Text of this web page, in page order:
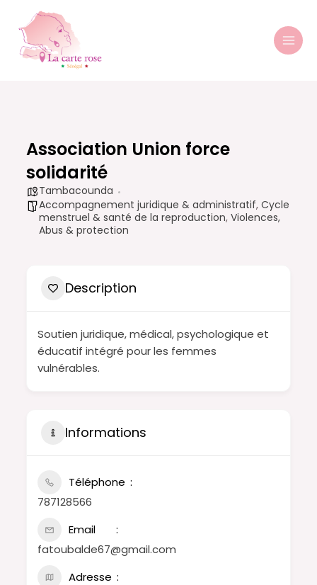
contenu
Association Union force
solidarité
Tambacounda
Accompagnement juridique & administratif,Cycle
menstruel & santé de la reproduction,Violences,
Abus & protection
Description
Soutien juridique, médical, psychologique et
éducatif intégré pour les femmes
vulnérables.
Informations
Téléphone
787128566
Email
fatoubalde67@gmail.com
Adresse